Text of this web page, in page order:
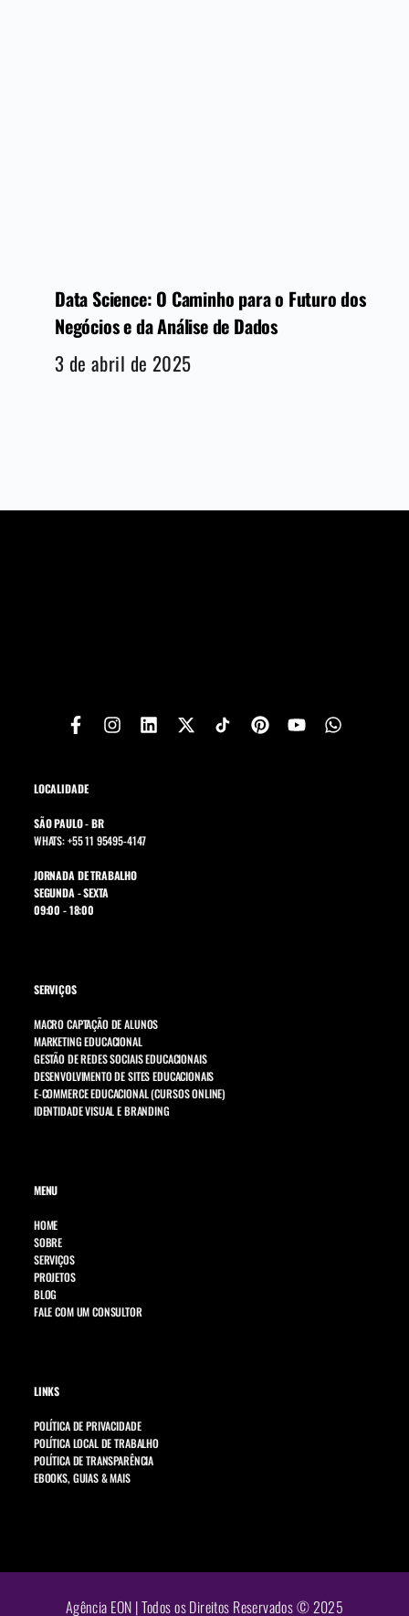
Data Science: O Caminho para o Futuro dos
Negócios e da Análise de Dados
3 de abril de 2025
LOCALIDADE
SÃO PAULO - BR
WHATS: +55 11 95495-4147
JORNADA DE TRABALHO
SEGUNDA - SEXTA
09:00 - 18:00
SERVIÇOS
MACRO CAPTAÇÃO DE ALUNOS
MARKETING EDUCACIONAL
GESTÃO DE REDES SOCIAIS EDUCACIONAIS
DESENVOLVIMENTO DE SITES EDUCACIONAIS
E-COMMERCE EDUCACIONAL (CURSOS ONLINE)
IDENTIDADE VISUAL E BRANDING
MENU
HOME
SOBRE
SERVIÇOS
PROJETOS
BLOG
FALE COM UM CONSULTOR
LINKS
POLÍTICA DE PRIVACIDADE
POLÍTICA LOCAL DE TRABALHO
POLÍTICA DE TRANSPARÊNCIA
EBOOKS, GUIAS & MAIS
Agência EON | Todos os Direitos Reservados © 2025